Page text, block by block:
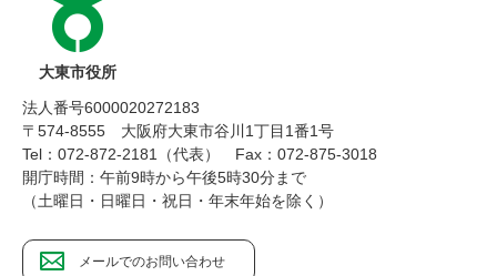
大東市役所
法人番号6000020272183
〒574-8555 大阪府大東市谷川1丁目1番1号
Tel：072-872-2181（代表）
Fax：072-875-3018
開庁時間：午前9時から午後5時30分まで
（土曜日・日曜日・祝日・年末年始を除く）
メールでのお問い合わせ